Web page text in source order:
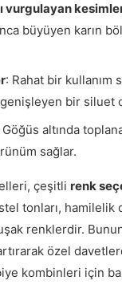
vurgulayan
büyüyen karın
: Rahat bir kullanım
genişleyen bir siluet
Göğüs altında
sağlar.
çeşitli renk
tonları, hamilelik
renklerdir. Bunun
özel
kombinleri için